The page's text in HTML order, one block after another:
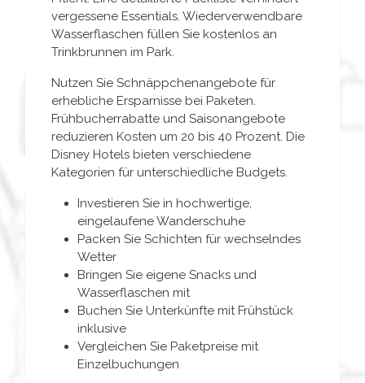
vergessene Essentials. Wiederverwendbare
Wasserflaschen füllen Sie kostenlos an
Trinkbrunnen im Park.
Nutzen Sie Schnäppchenangebote für
erhebliche Ersparnisse bei Paketen.
Frühbucherrabatte und Saisonangebote
reduzieren Kosten um 20 bis 40 Prozent. Die
Disney Hotels bieten verschiedene
Kategorien für unterschiedliche Budgets.
Investieren Sie in hochwertige,
eingelaufene Wanderschuhe
Packen Sie Schichten für wechselndes
Wetter
Bringen Sie eigene Snacks und
Wasserflaschen mit
Buchen Sie Unterkünfte mit Frühstück
inklusive
Vergleichen Sie Paketpreise mit
Einzelbuchungen